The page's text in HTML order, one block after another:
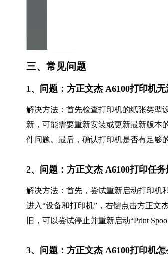
三、常见问题
1、问题：方正文杰 A6100打印机
解决方法：首先检查打印机的纸张类型
新，可能需要重新安装或更新最新版本
件问题。最后，确认打印机是否有足够
2、问题：方正文杰 A6100打印任
解决方法：首先，尝试重新启动打印机
进入“设备和打印机”，右键点击方正文
旧，可以尝试停止并重新启动“Print
3、问题：方正文杰 A6100打印机